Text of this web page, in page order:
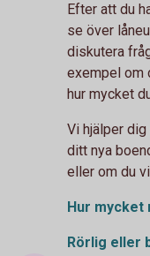
Efter att du
se över
diskutera
exempel om
hur mycket
Vi hjälper
ditt nya
eller om du
Hur mycket
Rörlig eller